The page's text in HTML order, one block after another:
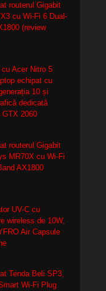
routerul Gigabit
cu Wi-Fi 6 Dual-
(review
Acer Nitro 5
echipat cu
10 și
dedicată
GTX 2060
routerul Gigabit
MR70X cu Wi-Fi
AX1800
UV-C cu
wireless de 10W,
Air Capsule
Tenda Beli SP3,
Wi-Fi Plug